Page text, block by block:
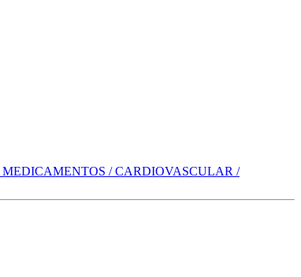
MEDICAMENTOS / CARDIOVASCULAR /